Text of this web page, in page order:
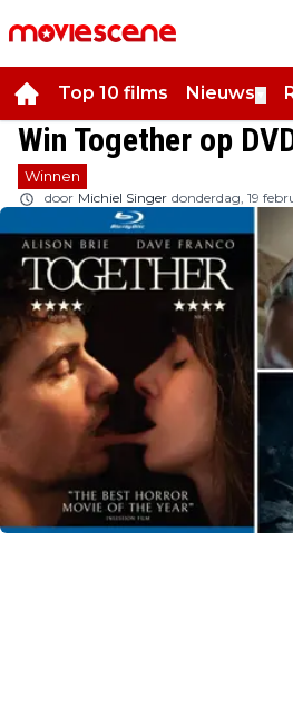
Top 10 films Nieuws
Win Together op
Winnen
door Michiel Singer donderdag, 19